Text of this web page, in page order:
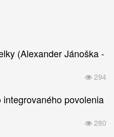
(Alexander Jánoška -
294
povolenia
280